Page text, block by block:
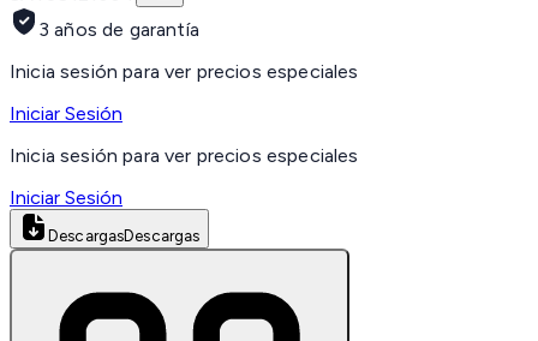
3 años de garantía
Inicia sesión para ver precios especiales
Iniciar Sesión
Inicia sesión para ver precios especiales
Iniciar Sesión
DescargasDescargas